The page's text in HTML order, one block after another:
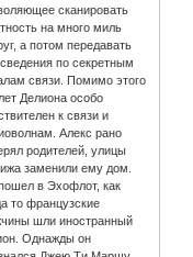
сканировать
на много миль
а потом передавать
по секретным
связи. Помимо этого
Делиона особо
к связи и
Алекс рано
родителей, улицы
заменили ему дом.
в Эхофлот, как
то французские
шли иностранный
Однажды он